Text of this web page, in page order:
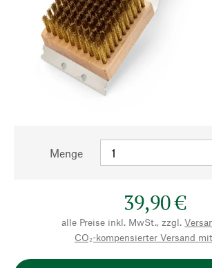
Menge
39,90 €
alle Preise inkl. MwSt., zzgl.
CO₂-kompensierter Versand